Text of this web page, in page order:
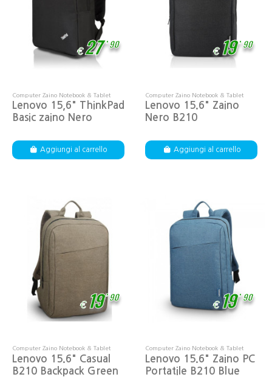
€27
,90
Computer Zaino Notebook & Tablet
Lenovo 15,6" ThinkPad
Basic zaino Nero
Aggiungi al carrello
€ 19
, 90
Computer Zaino Notebook & Tablet
Lenovo 15.6" Zaino
Nero B210
Aggiungi al carrello
€ 19
,90
Computer Zaino Notebook & Tablet
Lenovo 15.6" Casual
B210 Backpack Green
€ 19
, 90
Computer Zaino Notebook & Tablet
Lenovo 15.6" Zaino PC
Portatile B210 Blue